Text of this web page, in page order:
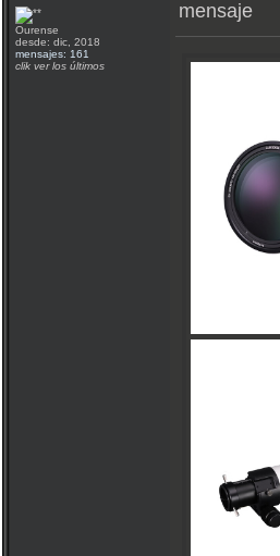
Ourense
desde: dic, 2018
mensajes: 161
clik ver los últimos